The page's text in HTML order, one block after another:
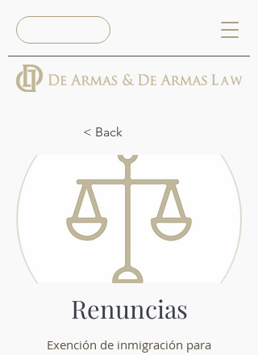
< Back
Renuncias
Exención de inmigración para